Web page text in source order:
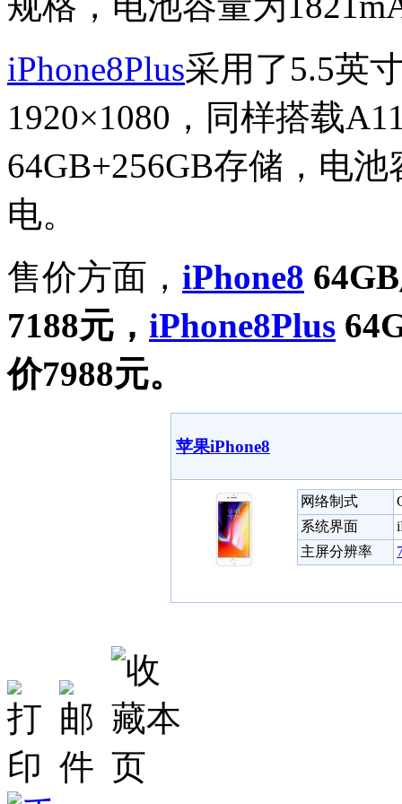
iPhone8Plus采用了5.5英
1920×1080，同样搭载
64GB+256GB存储，电
电。
售价方面， iPhone8
7188元， iPhone8Plus
价7988元。
苹果iPhone8
网络制式
系统界面
主屏分辨率